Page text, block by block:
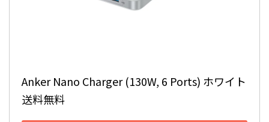
Anker Nano Charger (130W, 6 Ports) ホワイト
送料無料